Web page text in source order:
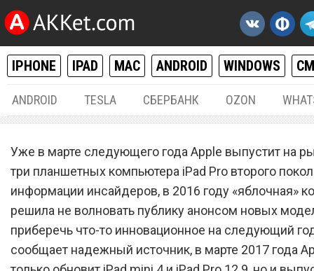
IPHONE IPAD MAC ANDROID WINDOWS
ANDROID TESLA СБЕРБАНК OZON
Презентация трех
iPad Pro состоится в
года
Уже в марте следующего года Apple выпустит на
три планшетных компьютера iPad Pro второго
информации инсайдеров, в 2016 году «яблочная»
решила не волновать публику анонсом новых
приберечь что-то инновационное на следующий
сообщает надежный источник, в марте 2017 года